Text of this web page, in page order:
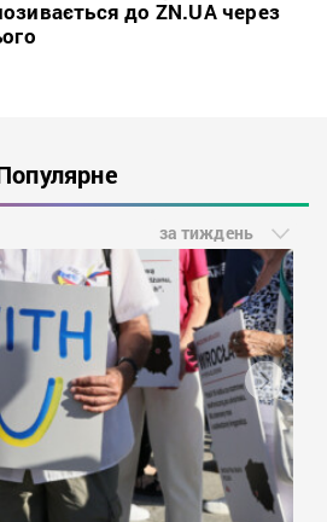
до ZN.UA через
за тиждень